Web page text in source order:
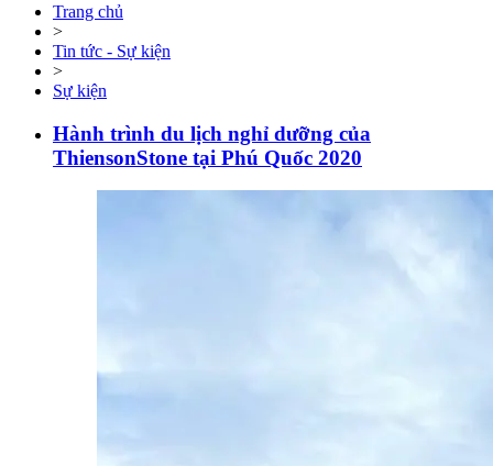
Trang chủ
>
Tin tức - Sự kiện
>
Sự kiện
Hành trình du lịch nghỉ dưỡng của
ThiensonStone tại Phú Quốc 2020